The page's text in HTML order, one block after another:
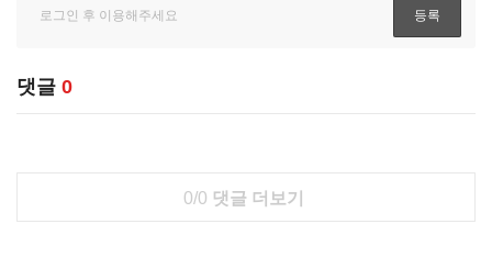
댓글 0
0/0 댓글 더보기